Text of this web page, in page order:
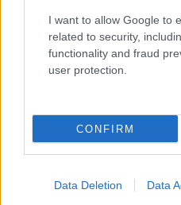
I want to allow Google to
related to security,
functionality and fraud
user protection.
CONFIRM
Data Deletion Data
Fontos a
Amire